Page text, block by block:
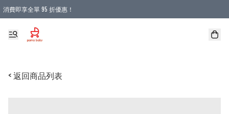
消費即享全單 95 折優惠！
購物滿 HKD 900.00即享免運費優惠！（適用於 本地送貨、本地取貨 )
< 返回商品列表